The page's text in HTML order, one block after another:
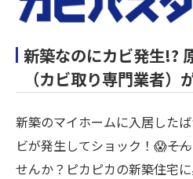
新築なのにカビ発生!?
（カビ取り専門業者）
新築のマイホームに入居した
ビが発生してショック！😱――そ
せんか？ピカピカの新築住宅